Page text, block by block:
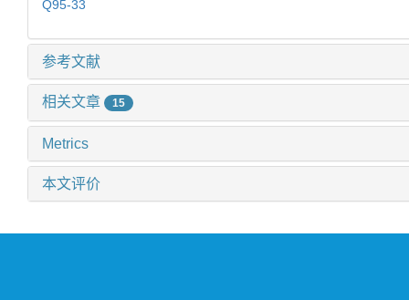
Q95-33
参考文献
相关文章 15
Metrics
本文评价